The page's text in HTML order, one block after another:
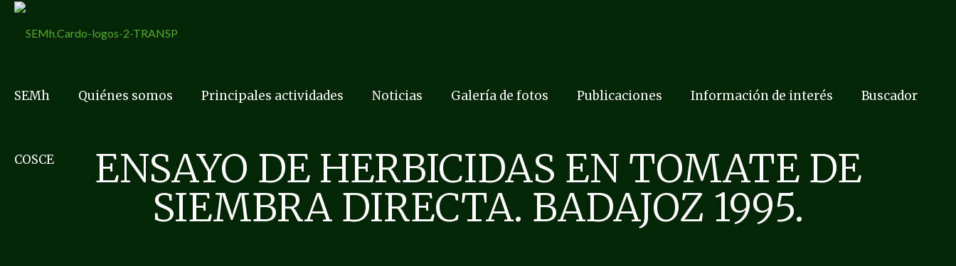
SEMh Quiénes somos Principales actividades Noticias Galería de fotos Publicaciones Información de interés Buscador
COSCE ENSAYO DE HERBICIDAS EN TOMATE DE
SIEMBRA DIRECTA. BADAJOZ 1995.